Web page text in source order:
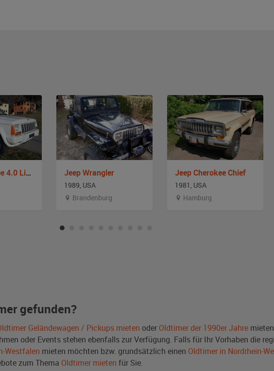
Jeep Cherokee 4.0 Limited XJ Jeep Wrangler
1989, USA
Brandenburg
Jeep Cherokee Chief
1981, USA
Hamburg
gefunden?
Geländewagen / Pickups mieten oder Oldtimer der 1990er Jahre
oder Events stehen ebenfalls zur Verfügung. Falls für Ihr Vorhaben die
Westfalen mieten möchten bzw. grundsätzlich einen Oldtimer in Nordrhein-
zum Thema Oldtimer mieten für Sie.